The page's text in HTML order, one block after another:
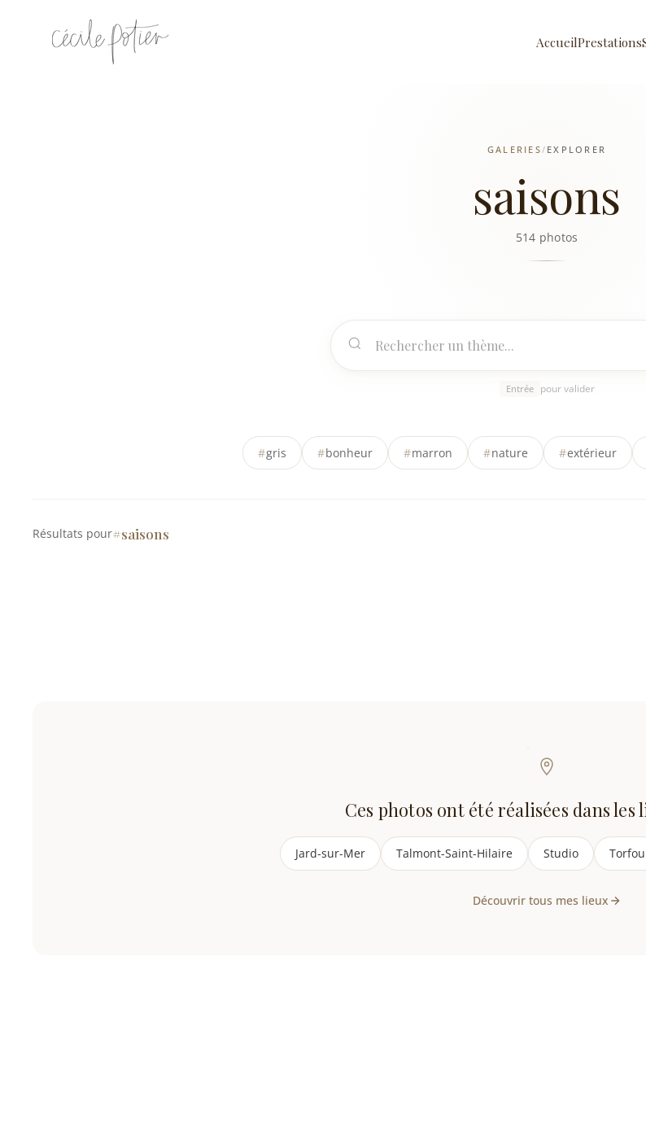
AccueilPrestations
GALERIES/ EXPLORER
saisons
514 photos
Entrée pour valider
#gris #bonheur #marron #nature #extérieur
Résultats pour#saisons
Ces photos ont été réalisées dans les
Jard-sur-Mer Talmont-Saint-Hilaire Studio Torfou
Découvrir tous mes lieux